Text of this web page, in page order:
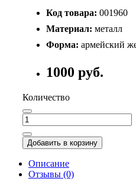
Код товара: 001960
Материал: металл
Форма: армейский
1000 руб.
Количество
Добавить в корзину
Описание
Отзывы (0)